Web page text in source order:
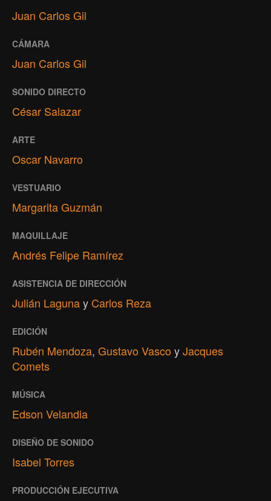
Juan Carlos Gil
CÁMARA
Juan Carlos Gil
SONIDO DIRECTO
César Salazar
ARTE
Oscar Navarro
VESTUARIO
Margarita Guzmán
MAQUILLAJE
Andrés Felipe Ramírez
ASISTENCIA DE DIRECCIÓN
Julián Lagunay Carlos Reza
EDICIÓN
Rubén Mendoza, Gustavo VascoyJacques
Comets
MÚSICA
Edson Velandia
DISEÑO DE SONIDO
Isabel Torres
PRODUCCIÓN EJECUTIVA